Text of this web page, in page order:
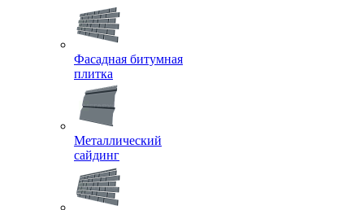
Фасадная битумная
плитка
Металлический
сайдинг